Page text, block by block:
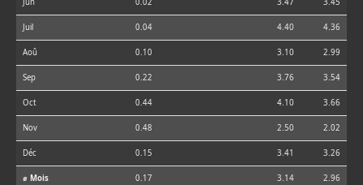
Jun 0.02 3.47 3.45
Juil 0.04 4.40 4.36
Aoû 0.10 3.10 2.99
Sep 0.22 3.76 3.54
Oct 0.44 4.10 3.66
Nov 0.48 2.50 2.02
Déc 0.15 3.41 3.26
⌀ Mois 0.17 3.14 2.96